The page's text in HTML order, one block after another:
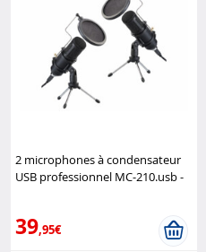
2 microphones à condensateur
USB professionnel MC-210.usb -
39,95€